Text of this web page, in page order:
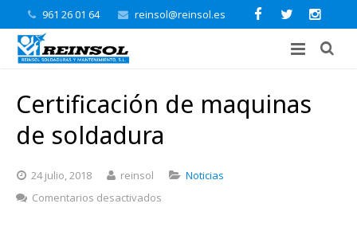
961 26 01 64 reinsol@reinsol.es
Certificación de maquinas
de soldadura
24 julio, 2018 reinsol
Noticias
Comentarios desactivados